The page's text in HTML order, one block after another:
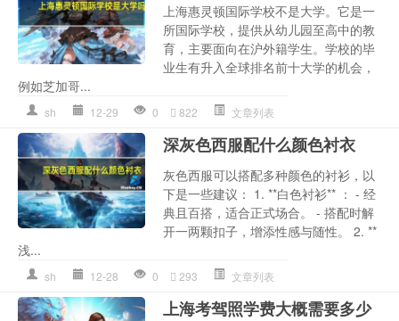
上海惠灵顿国际学校不是大学。它是一
所国际学校，提供从幼儿园至高中的教
育，主要面向在沪外籍学生。学校的毕
业生有升入全球排名前十大学的机会，
例如芝加哥...
sh 12-29 0 822 文章列表
深灰色西服配什么颜色衬衣
灰色西服可以搭配多种颜色的衬衫，以
下是一些建议： 1. **白色衬衫** ： - 经
典且百搭，适合正式场合。 - 搭配时解
开一两颗扣子，增添性感与随性。 2. **
浅...
sh 12-28 0 293 文章列表
上海考驾照学费大概需要多少